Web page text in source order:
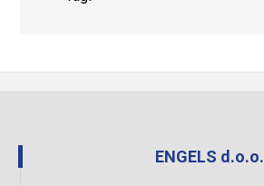
ENGELS d.o.o.